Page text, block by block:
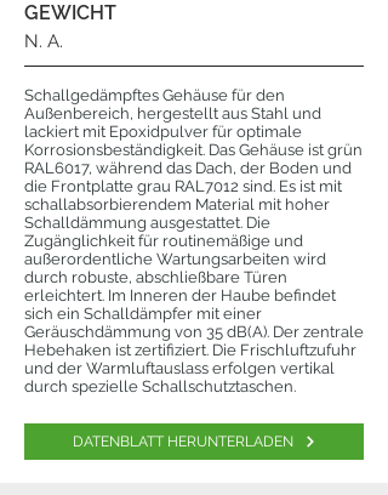
GEWICHT
N. A.
Schallgedämpftes Gehäuse für den
Außenbereich, hergestellt aus Stahl und
lackiert mit Epoxidpulver für optimale
Korrosionsbeständigkeit. Das Gehäuse ist grün
RAL6017, während das Dach, der Boden und
die Frontplatte grau RAL7012 sind. Es ist mit
schallabsorbierendem Material mit hoher
Schalldämmung ausgestattet. Die
Zugänglichkeit für routinemäßige und
außerordentliche Wartungsarbeiten wird
durch robuste, abschließbare Türen
erleichtert. Im Inneren der Haube befindet
sich ein Schalldämpfer mit einer
Geräuschdämmung von 35 dB(A). Der zentrale
Hebehaken ist zertifiziert. Die Frischluftzufuhr
und der Warmluftauslass erfolgen vertikal
durch spezielle Schallschutztaschen.
DATENBLATT HERUNTERLADEN